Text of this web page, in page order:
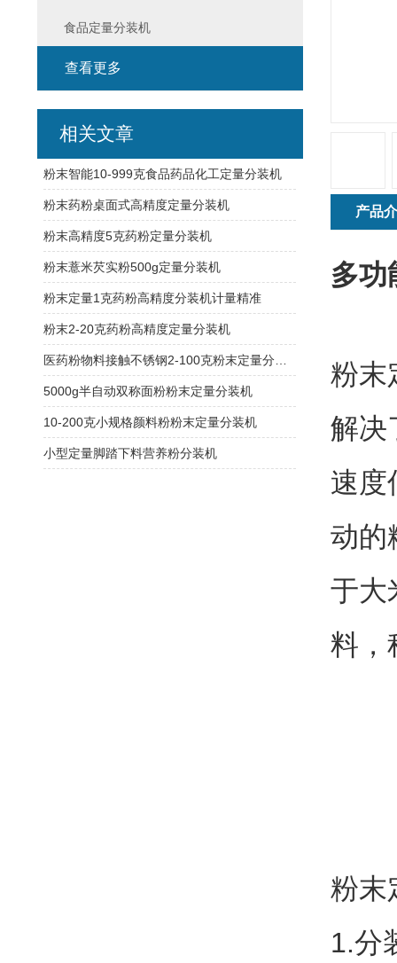
产品
多功
粉末
解决
速度
动的
于大
料，
粉末
1.分
食品定量分装机
查看更多
相关文章
粉末智能10-999克食品药品化工定量分装机
粉末药粉桌面式高精度定量分装机
粉末高精度5克药粉定量分装机
粉末薏米芡实粉500g定量分装机
粉末定量1克药粉高精度分装机计量精准
粉末2-20克药粉高精度定量分装机
5000g半自动双称面粉粉末定量分装机
10-200克小规格颜料粉粉末定量分装机
小型定量脚踏下料营养粉分装机